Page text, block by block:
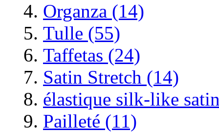
Organza (14)
Tulle (55)
Taffetas (24)
Satin Stretch (14)
élastique silk-like
Pailleté (11)